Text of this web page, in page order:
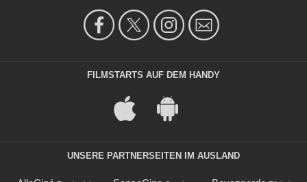
FILMSTARTS AUF DEM HANDY
UNSERE PARTNERSEITEN IM AUSLAND